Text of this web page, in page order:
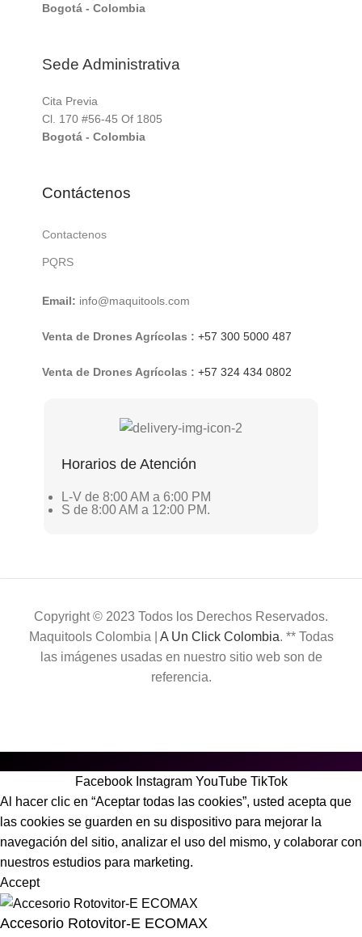
Bogotá - Colombia
Sede Administrativa
Cita Previa
Cl. 170 #56-45 Of 1805
Bogotá - Colombia
Contáctenos
Contactenos
PQRS
Email: info@maquitools.com
Venta de Drones Agrícolas : +57 300 5000 487
Venta de Drones Agrícolas : +57 324 434 0802
Horarios de Atención
L-V de 8:00 AM a 6:00 PM
S de 8:00 AM a 12:00 PM.
Copyright © 2023 Todos los Derechos Reservados.
Maquitools Colombia | A Un Click Colombia. ** Todas
las imágenes usadas en nuestro sitio web son de
referencia.
Facebook Instagram YouTube TikTok
Al hacer clic en “Aceptar todas las cookies”, usted acepta que
las cookies se guarden en su dispositivo para mejorar la
navegación del sitio, analizar el uso del mismo, y colaborar con
nuestros estudios para marketing.
Accept
Accesorio Rotovitor-E ECOMAX